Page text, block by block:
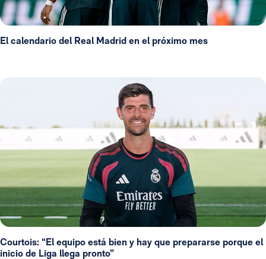
El calendario del Real Madrid en el próximo mes
Courtois: “El equipo está bien y hay que prepararse porque el
inicio de Liga llega pronto”